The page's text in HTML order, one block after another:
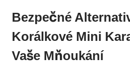
Bezpečné
Korálkové Mini
Vaše Mňoukání